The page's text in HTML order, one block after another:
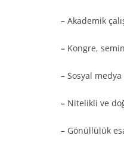
– Akademik
– Kongre,
– Sosyal
– Nitelikli ve
– Gönüllülük